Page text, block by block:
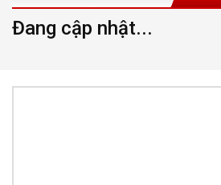
Đang cập nhật...